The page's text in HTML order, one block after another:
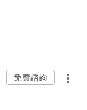
免費諮詢